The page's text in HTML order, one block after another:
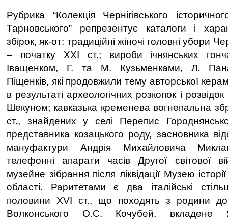
Рубрика “Колекція Чернігівського
Тарновського” репрезентує каталоги і
збірок, як-от: традиційні жіночі головні убори
– початку ХХІ ст.; вироби ічнянських
Іващенком, Г. та М. Кузьменками, Л.
Піщенків, які продовжили тему авторської
в результаті археологічних розкопок і
Шекуном; кавказька кременева вогнепальна
ст., знайдених у селі Перепис
представника козацького роду, засновника
мануфактури Андрія Михайловича
телефонні апарати часів Другої світової
музейне зібрання після ліквідації Музею історії
області. Раритетами є два італійські
половини ХVІ ст., що походять з родини
Волконського О.С. Кочубей,